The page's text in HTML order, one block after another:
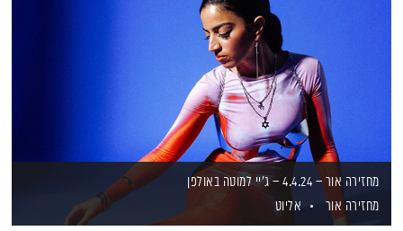
מחזירה אור – 4.4.24 – ג'יי למוטה באולפן
מחזירה אור
אליוט